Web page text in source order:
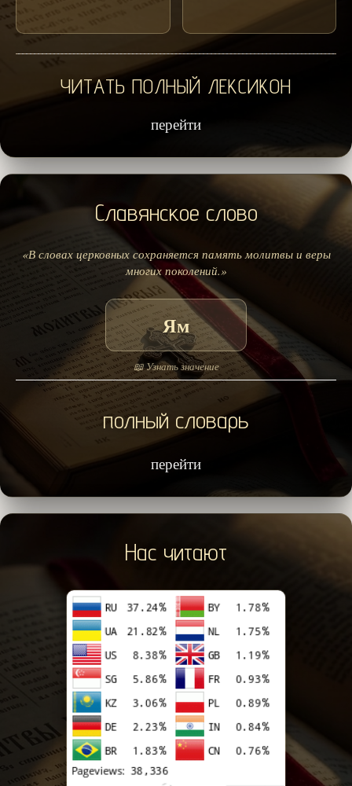
ЧИТАТЬ ПОЛНЫЙ ЛЕКСИКОН
перейти
Славянское слово
«В словах церковных сохраняется память молитвы и веры
многих поколений.»
Ям
📖 Узнать значение
полный словарь
перейти
Нас читают